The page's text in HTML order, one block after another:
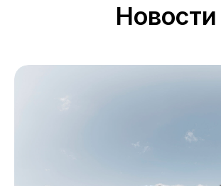
Новости